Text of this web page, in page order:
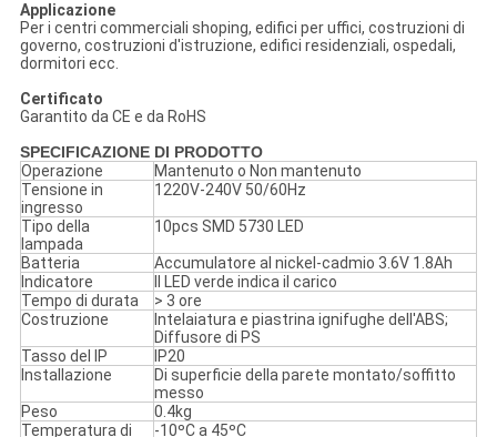
Applicazione
Per i centri commerciali shoping, edifici per uffici, costruzioni di
governo, costruzioni d'istruzione, edifici residenziali, ospedali,
dormitori ecc.
Certificato
Garantito da CE e da RoHS
SPECIFICAZIONE DI PRODOTTO
Operazione
Mantenuto o Non mantenuto
Tensione in
ingresso
1220V-240V 50/60Hz
Tipo della
lampada
10pcs SMD 5730 LED
Batteria
Accumulatore al nickel-cadmio 3.6V 1.8Ah
Indicatore
Il LED verde indica il carico
Tempo di durata
> 3 ore
Costruzione
Intelaiatura e piastrina ignifughe dell'ABS;
Diffusore di PS
Tasso del IP
IP20
Installazione
Di superficie della parete montato/soffitto
messo
Peso
0.4kg
Temperatura di
-10ºC a 45ºC